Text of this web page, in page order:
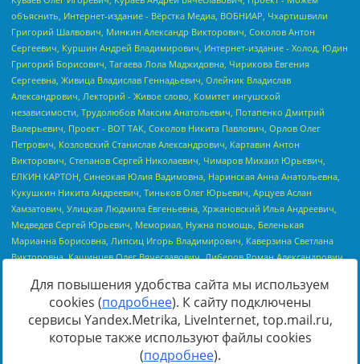
Источник:https://minjust.gov.ru/uploaded/files/reestr-
inostrannyih-agentov-22-03-2024.pdfданные на22.03.2024
Для повышения удобства сайта мы используем
cookies (подробнее). К сайту подключены
сервисы Yandex.Metrika, LiveInternet, top.mail.ru,
которые также используют файлы cookies
(подробнее).